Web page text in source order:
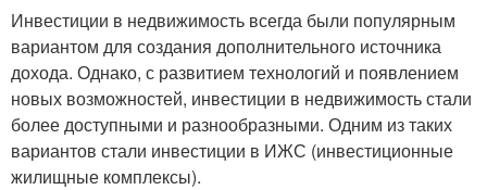
Инвестиции в недвижимость всегда были популярным
вариантом для создания дополнительного источника
дохода. Однако, с развитием технологий и появлением
новых возможностей, инвестиции в недвижимость стали
более доступными и разнообразными. Одним из таких
вариантов стали инвестиции в ИЖС (инвестиционные
жилищные комплексы).